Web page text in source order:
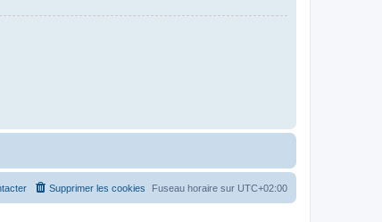
Fuseau horaire sur UTC+02:00
Supprimer les cookies